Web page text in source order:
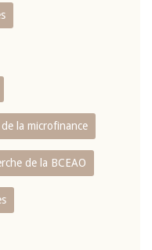
la microfinance
de la BCEAO